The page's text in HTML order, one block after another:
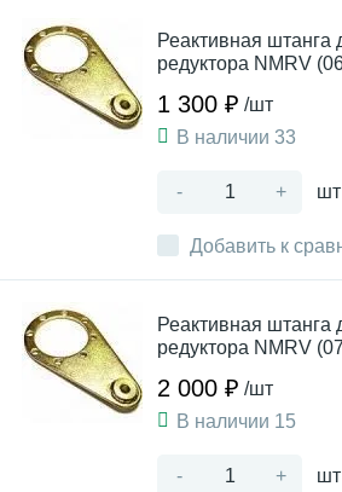
Добавить к
Реактивная штанга
редуктора NMRV
1 300 ₽ /шт
В наличии 33
- + шт
Реактивная штанга
редуктора NMRV
2 000 ₽ /шт
В наличии 15
- + шт